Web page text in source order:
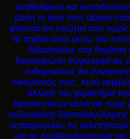
αναθρέψουν και
βάση το δικό τους αξιακό
φαίνεται ότι επιζητεί από
τα παιδιά ώστε μέσω του
διδασκαλίας στα δημόσια
διαμορφώσει συγκεκριμένες
ενδεχομένως θα
οικογένειάς τους. Αυτό
αλλαγή του χαρακτήρα
θρησκευτικών αλλά και τώρα
σεξουαλικής
νηπιαγωγείου; Ας
και ας προβληματιστούμε για